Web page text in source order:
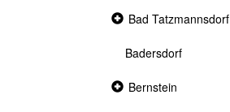
Collapsed
Bad Tatzmannsdorf
Badersdorf
Collapsed
Bernstein